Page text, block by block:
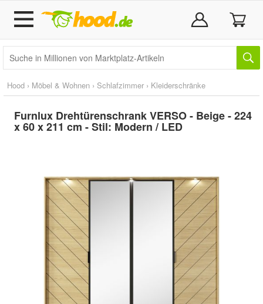
Hood › Möbel & Wohnen › Schlafzimmer › Kleiderschränke
Furnlux Drehtürenschrank VERSO - Beige - 224
x 60 x 211 cm - Stil: Modern / LED